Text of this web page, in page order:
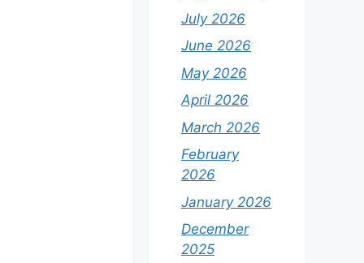
July 2026
June 2026
May 2026
April 2026
March 2026
February
2026
January 2026
December
2025